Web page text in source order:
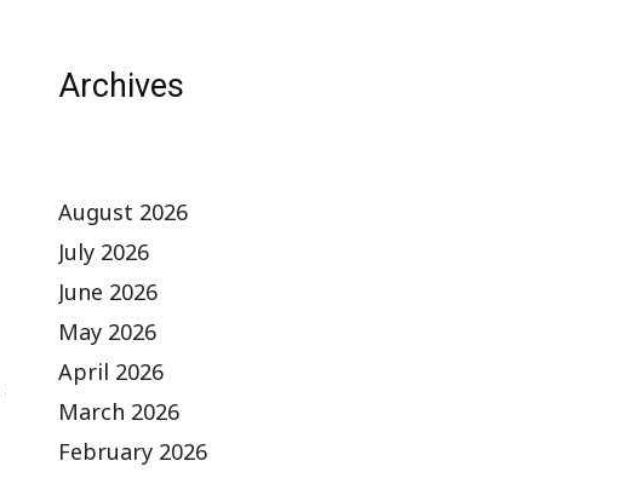
Archives
August 2026
July 2026
June 2026
May 2026
April 2026
March 2026
February 2026